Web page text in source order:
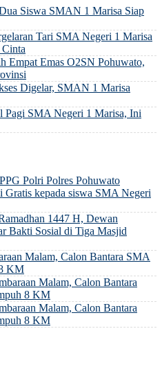
Siswa SMAN 1 Marisa Siap
Tari SMA Negeri 1 Marisa
Cinta
Empat Emas O2SN Pohuwato,
Digelar, SMAN 1 Marisa
Pagi SMA Negeri 1 Marisa, Ini
Polri Polres Pohuwato
Gratis kepada siswa SMA Negeri
1447 H, Dewan
Bakti Sosial di Tiga Masjid
Malam, Calon Bantara SMA
KM
Malam, Calon Bantara
8 KM
Malam, Calon Bantara
8 KM